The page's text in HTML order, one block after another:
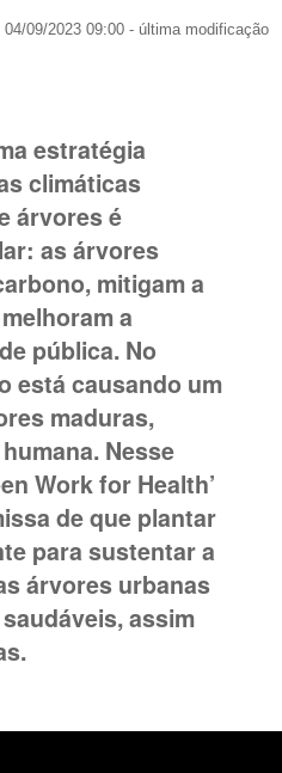
04/09/2023 09:00 - última modificação
estratégia
climáticas
árvores é
as árvores
mitigam a
a
pública. No
está causando um
maduras,
Nesse
Work for Health’
de que plantar
para sustentar a
árvores urbanas
assim